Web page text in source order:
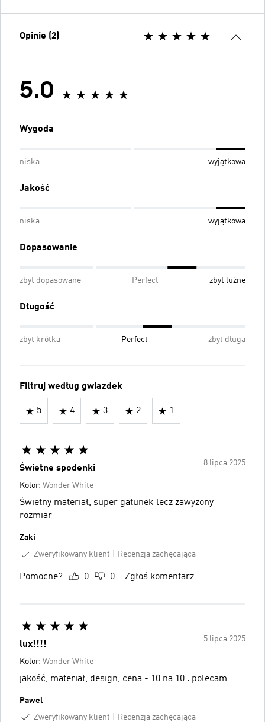
Opinie (2)
5.0
Wygoda
niska wyjątkowa
Jakość
niska wyjątkowa
Dopasowanie
zbyt dopasowane Perfect zbyt luźne
Długość
zbyt krótka Perfect zbyt długa
Filtruj według gwiazdek
5 4 3 2 1
8 lipca 2025
Świetne spodenki
Kolor: Wonder White
Świetny materiał, super gatunek lecz zawyżony
rozmiar
Zaki
Zweryfikowany klient
Recenzja zachęcająca
Pomocne? 0 0 Zgłoś komentarz
5 lipca 2025
lux!!!!
Kolor: Wonder White
jakość, materiał, design, cena - 10 na 10 . polecam
Pawel
Zweryfikowany klient
Recenzja zachęcająca